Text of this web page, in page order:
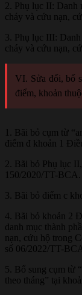
2. Phụ lục II: Danh
cháy và cứu nạn,
3. Phụ lục III:
cháy và cứu nạn,
VI. Sửa đổi, bổ
điểm, khoản
1. Bãi bỏ cụm từ
điểm đ khoản 1
2. Bãi bỏ Phụ lục
150/2020/TT-BCA.
3. Bãi bỏ điểm c
4. Bãi bỏ khoản 2
danh mục thành
nạn, cứu hộ trong
số 06/2022/TT-
5. Bổ sung cụm từ
theo tháng” tại